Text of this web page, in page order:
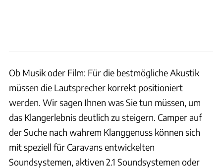
Ob Musik oder Film: Für die bestmögliche Akustik
müssen die Lautsprecher korrekt positioniert
werden. Wir sagen Ihnen was Sie tun müssen, um
das Klangerlebnis deutlich zu steigern. Camper auf
der Suche nach wahrem Klanggenuss können sich
mit speziell für Caravans entwickelten
Soundsystemen, aktiven 2.1 Soundsystemen oder